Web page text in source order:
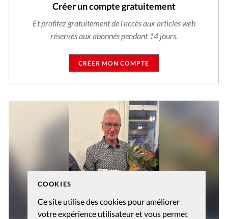
COOKIES
Ce site utilise des cookies pour améliorer
votre expérience utilisateur et vous permet
Créer un compte gratuitement
Et profitez gratuitement de l'accès aux articles web
réservés aux abonnés pendant 14 jours.
CRÉER MON COMPTE